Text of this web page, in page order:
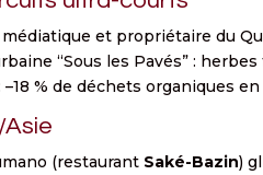
et propriétaire du
“Sous les Pavés” :
% de déchets organiques
Asie
(restaurant Saké-Bazin)